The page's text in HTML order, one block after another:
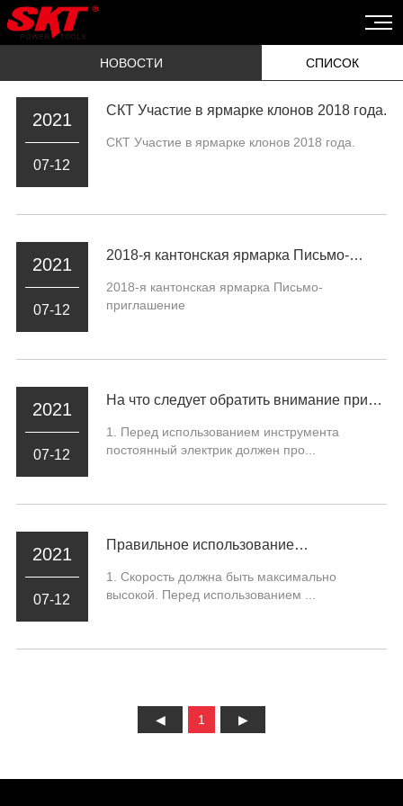
НОВОСТИ СПИСОК
2021
07-12
СКТ Участие в ярмарке клонов 2018 года.
СКТ Участие в ярмарке клонов 2018 года.
2021
07-12
2018-я кантонская ярмарка Письмо-
приглашение
2018-я кантонская ярмарка Письмо-
приглашение
2021
07-12
На что следует обратить внимание при
использовании электроинструментов?
1. Перед использованием инструмента
постоянный электрик должен про...
2021
07-12
Правильное использование
электроинструментов
1. Скорость должна быть максимально
высокой. Перед использованием ...
1